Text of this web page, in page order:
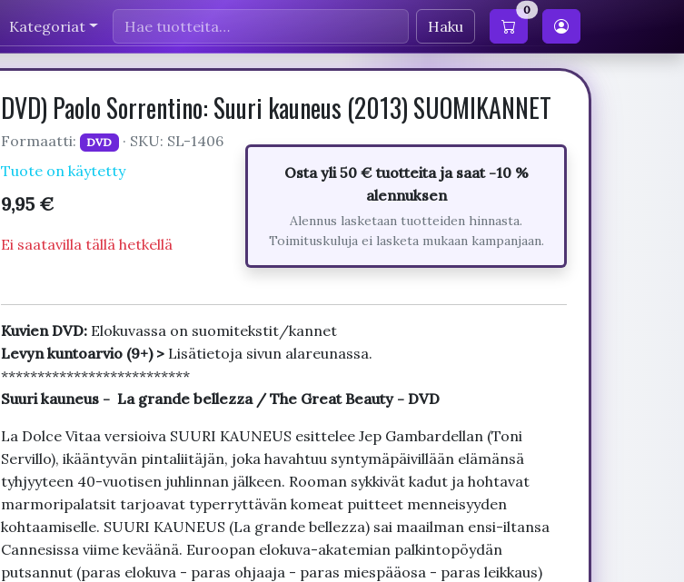
Kategoriat Haku
0
DVD) Paolo Sorrentino: Suuri kauneus (2013) SUOMIKANNET
Formaatti: DVD
· SKU: SL-1406
Tuote on käytetty
9,95 €
Ei saatavilla tällä hetkellä
Osta yli 50 € tuotteita ja saat -10 %
alennuksen
Alennus lasketaan tuotteiden hinnasta.
Toimituskuluja ei lasketa mukaan kampanjaan.
Kuvien DVD: Elokuvassa on suomitekstit/kannet
Levyn kuntoarvio (9+) > Lisätietoja sivun alareunassa.
**************************
Suuri kauneus - La grande bellezza / The Great Beauty - DVD
La Dolce Vitaa versioiva SUURI KAUNEUS esittelee Jep Gambardellan (Toni
Servillo), ikääntyvän pintaliitäjän, joka havahtuu syntymäpäivillään elämänsä
tyhjyyteen 40-vuotisen juhlinnan jälkeen. Rooman sykkivät kadut ja hohtavat
marmoripalatsit tarjoavat typerryttävän komeat puitteet menneisyyden
kohtaamiselle. SUURI KAUNEUS (La grande bellezza) sai maailman ensi-iltansa
Cannesissa viime keväänä. Euroopan elokuva-akatemian palkintopöydän
putsannut (paras elokuva - paras ohjaaja - paras miespääosa - paras leikkaus)